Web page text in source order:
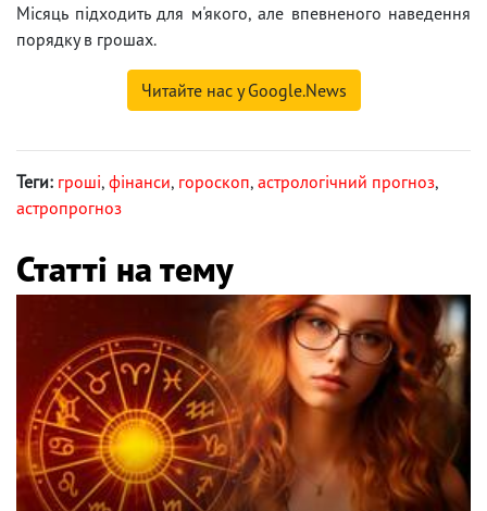
Місяць підходить для м'якого, але впевненого наведення
порядку в грошах.
Читайте нас у Google.News
Теги: гроші, фінанси, гороскоп, астрологічний прогноз,
астропрогноз
Статті на тему